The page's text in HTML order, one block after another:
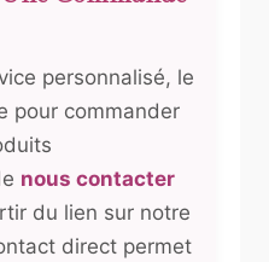
personnalisé, le
pour commander
nous contacter
du lien sur notre
direct permet